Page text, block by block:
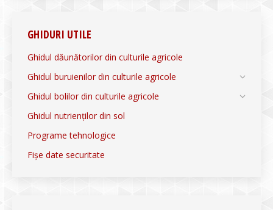
GHIDURI UTILE
Ghidul dăunătorilor din culturile agricole
Ghidul buruienilor din culturile agricole
Ghidul bolilor din culturile agricole
Ghidul nutrienților din sol
Programe tehnologice
Fișe date securitate